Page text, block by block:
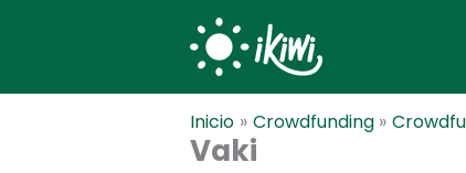
Inicio Crowdfunding
Vaki